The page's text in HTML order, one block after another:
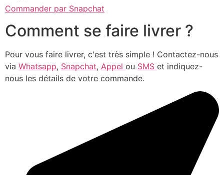
Commander par Snapchat
Comment se faire livrer ?
Pour vous faire livrer, c'est très simple ! Contactez-nous
via Whatsapp, Snapchat, Appel ou SMS et indiquez-
nous les détails de votre commande.